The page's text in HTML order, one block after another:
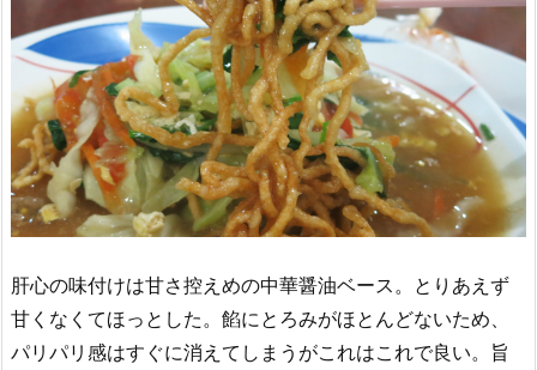
肝心の味付けは甘さ控えめの中華醤油ベース。とりあえず
甘くなくてほっとした。餡にとろみがほとんどないため、
パリパリ感はすぐに消えてしまうがこれはこれで良い。旨